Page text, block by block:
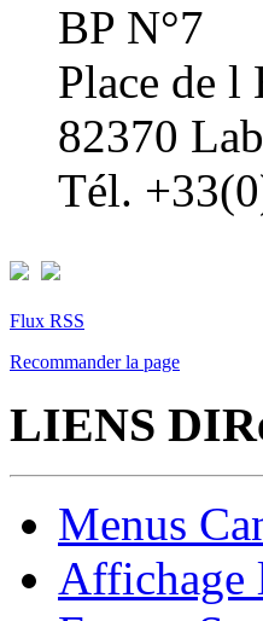
BP N°7
Place de
82370
Tél.
Flux RSS
Recommander la page
LIENS
Menus
Affichage